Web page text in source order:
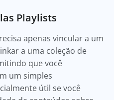
Playlists
apenas vincular a um
a uma coleção de
que você
um simples
útil se você